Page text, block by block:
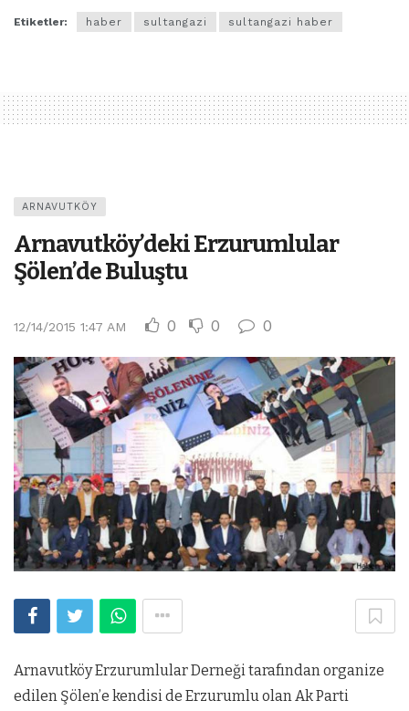
Etiketler: haber sultangazi sultangazi haber
ARNAVUTKÖY
Arnavutköy’deki Erzurumlular
Şölen’de Buluştu
12/14/2015 1:47 AM 0 0 0
Arnavutköy Erzurumlular Derneği tarafından organize
edilen Şölen’e kendisi de Erzurumlu olan Ak Parti